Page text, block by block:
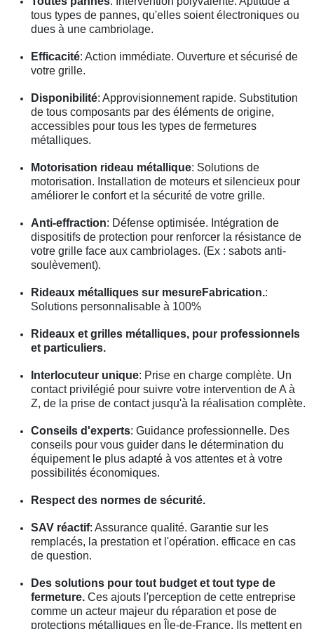
tous types de pannes, qu'elles soient électroniques ou
dues à une cambriolage.
Efficacité: Action immédiate. Ouverture et sécurisé de
votre grille.
Disponibilité: Approvisionnement rapide. Substitution
de tous composants par des éléments de origine,
accessibles pour tous les types de fermetures
métalliques.
Motorisation rideau métallique: Solutions de
motorisation. Installation de moteurs et silencieux pour
améliorer le confort et la sécurité de votre grille.
Anti-effraction: Défense optimisée. Intégration de
dispositifs de protection pour renforcer la résistance de
votre grille face aux cambriolages. (Ex : sabots anti-
soulèvement).
Rideaux métalliques sur mesureFabrication.:
Solutions personnalisable à 100%
Rideaux et grilles métalliques, pour professionnels
et particuliers.
Interlocuteur unique: Prise en charge complète. Un
contact privilégié pour suivre votre intervention de A à
Z, de la prise de contact jusqu'à la réalisation complète.
Conseils d'experts: Guidance professionnelle. Des
conseils pour vous guider dans le détermination du
équipement le plus adapté à vos attentes et à votre
possibilités économiques.
Respect des normes de sécurité.
SAV réactif: Assurance qualité. Garantie sur les
remplacés, la prestation et l'opération. efficace en cas
de question.
Des solutions pour tout budget et tout type de
fermeture. Ces ajouts l'perception de cette entreprise
comme un acteur majeur du réparation et pose de
protections métalliques en Île-de-France. Ils mettent en